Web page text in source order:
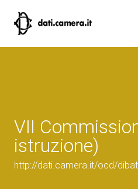
VII
istruzione)
http://dati.camera.it/ocd/